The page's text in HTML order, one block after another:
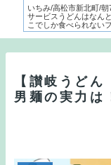
いちみ/高松市新北町/朝
サービスうどんはなん
こでしか食べられない
とは？？
【讃岐うど
男麺の実力は